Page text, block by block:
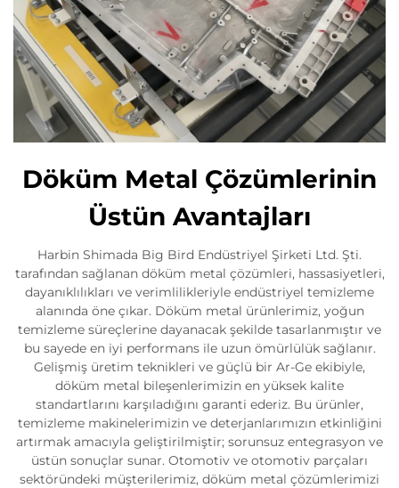
Döküm Metal Çözümlerinin
Üstün Avantajları
Harbin Shimada Big Bird Endüstriyel Şirketi Ltd. Şti.
tarafından sağlanan döküm metal çözümleri, hassasiyetleri,
dayanıklılıkları ve verimlilikleriyle endüstriyel temizleme
alanında öne çıkar. Döküm metal ürünlerimiz, yoğun
temizleme süreçlerine dayanacak şekilde tasarlanmıştır ve
bu sayede en iyi performans ile uzun ömürlülük sağlanır.
Gelişmiş üretim teknikleri ve güçlü bir Ar-Ge ekibiyle,
döküm metal bileşenlerimizin en yüksek kalite
standartlarını karşıladığını garanti ederiz. Bu ürünler,
temizleme makinelerimizin ve deterjanlarımızın etkinliğini
artırmak amacıyla geliştirilmiştir; sorunsuz entegrasyon ve
üstün sonuçlar sunar. Otomotiv ve otomotiv parçaları
sektöründeki müşterilerimiz, döküm metal çözümlerimizi